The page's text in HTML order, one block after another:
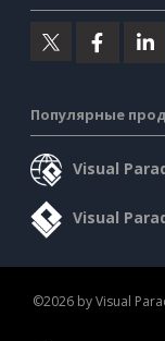
Популярные
Visual
Visual
©2026 by Visual